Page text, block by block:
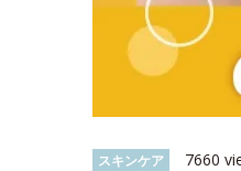
スキンケア 7660